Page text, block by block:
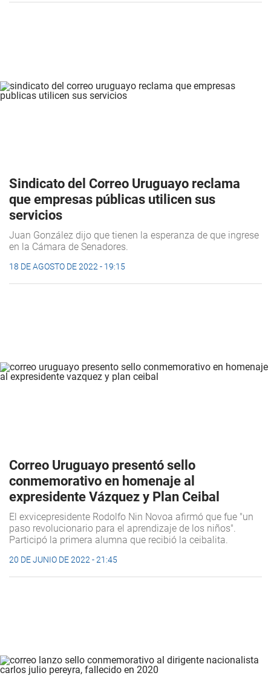
Sindicato del Correo Uruguayo reclama
que empresas públicas utilicen sus
servicios
Juan González dijo que tienen la esperanza de que ingrese
en la Cámara de Senadores.
18 DE AGOSTO DE 2022 - 19:15
Correo Uruguayo presentó sello
conmemorativo en homenaje al
expresidente Vázquez y Plan Ceibal
El exvicepresidente Rodolfo Nin Novoa afirmó que fue "un
paso revolucionario para el aprendizaje de los niños".
Participó la primera alumna que recibió la ceibalita.
20 DE JUNIO DE 2022 - 21:45